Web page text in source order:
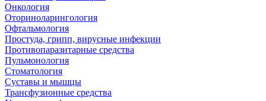
Онкология
Оториноларингология
Офтальмология
Простуда, грипп, вирусные инфекции
Противопаразитарные средства
Пульмонология
Стоматология
Суставы и мышцы
Трансфузионные средства